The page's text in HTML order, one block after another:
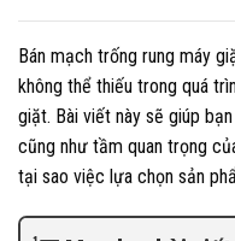
Bán mạch trống rung máy
không thể thiếu trong quá
giặt. Bài viết này sẽ giúp
cũng như tầm quan trọng
tại sao việc lựa chọn sản